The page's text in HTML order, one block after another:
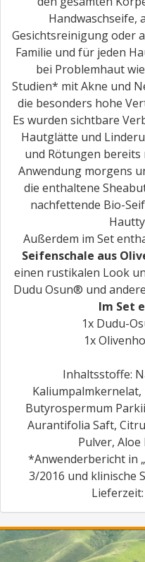
Handwaschseife,
Gesichtsreinigung oder
Familie und für jeden
bei Problemhaut
Studien* mit Akne und
die besonders hohe
Es wurden sichtbare
Hautglätte und
und Rötungen
Anwendung morgens
die enthaltene
nachfettende Bio-
Außerdem im Set
Seifenschale aus
einen rustikalen Look
Dudu Osun® und
Im Set
1x Dudu-
1x
Inhaltsstoffe:
Kaliumpalmkernelat,
Butyrospermum
Aurantifolia Saft,
Pulver,
*Anwenderbericht in
3/2016 und klinische